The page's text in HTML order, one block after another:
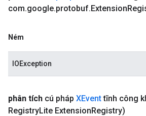
com.google.protobuf.Extension
Ném
IOException
phân tích cú pháp XEventtĩnh công
RegistryLite ExtensionRegistry)